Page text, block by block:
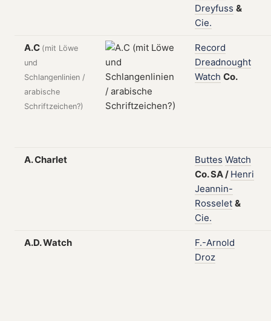
Dreyfuss &
Cie.
A.C (mit Löwe
und
Schlangenlinien /
arabische
Schriftzeichen?)
Record
Dreadnought
Watch Co.
A. Charlet Buttes Watch
Co.SA/ Henri
Jeannin-
Rosselet &
Cie.
A.D. Watch
F.-Arnold
Droz